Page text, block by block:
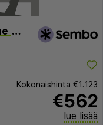
Grand Corner Hotel - Boutique Class
Kokonaishinta €1.123
€562
lue lisää